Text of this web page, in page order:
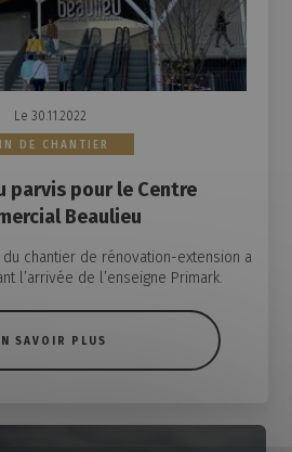
Le 30.11.2022
DE CHANTIER
parvis pour le Centre
Beaulieu
chantier de rénovation-extension a
l’arrivée de l’enseigne Primark.
SAVOIR PLUS